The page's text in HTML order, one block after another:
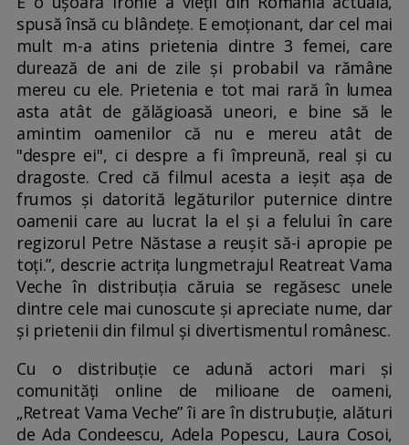
spusă însă cu blândețe. E emoționant, dar cel mai
mult m-a atins prietenia dintre 3 femei, care
durează de ani de zile și probabil va rămâne
mereu cu ele. Prietenia e tot mai rară în lumea
asta atât de gălăgioasă uneori, e bine să le
amintim oamenilor că nu e mereu atât de
"despre ei", ci despre a fi împreună, real și cu
dragoste. Cred că filmul acesta a ieșit așa de
frumos și datorită legăturilor puternice dintre
oamenii care au lucrat la el și a felului în care
regizorul Petre Năstase a reușit să-i apropie pe
toți.”, descrie actrița lungmetrajul Reatreat Vama
Veche în distribuția căruia se regăsesc unele
dintre cele mai cunoscute și apreciate nume, dar
și prietenii din filmul și divertismentul românesc.
Cu o distribuție ce adună actori mari și
comunități online de milioane de oameni,
„Retreat Vama Veche” îi are în distrubuție, alături
de Ada Condeescu, Adela Popescu, Laura Cosoi,